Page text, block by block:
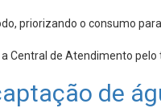
priorizando o consumo
de Atendimento
de